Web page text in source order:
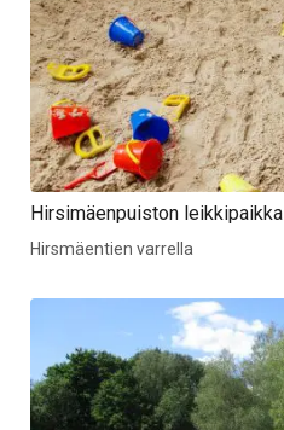
Hirsimäenpuiston leikkipaikka
Hirsmäentien varrella